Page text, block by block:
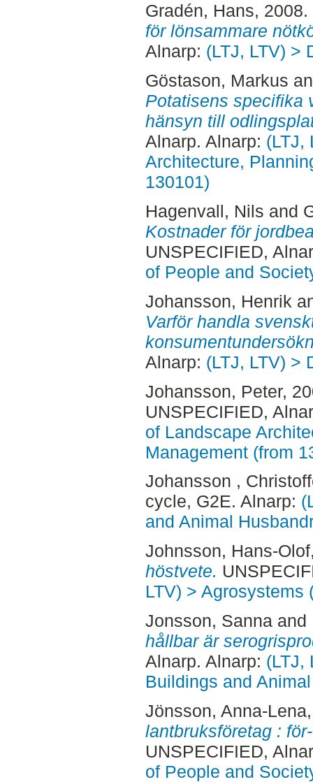
Gradén, Hans, 2008.
för lönsammare
Alnarp: (LTJ, LTV) >
Göstason, Markus
Potatisens specifika
hänsyn till
Alnarp. Alnarp: (LTJ,
Architecture,
130101)
Hagenvall, Nils and
Kostnader för
UNSPECIFIED,
of People and
Johansson, Henrik
Varför handla
Alnarp: (LTJ, LTV) >
Johansson, Peter,
UNSPECIFIED,
of Landscape
Management (from
Johansson ,
cycle, G2E. Alnarp:
and Animal
Johnsson, Hans-Olof
höstvete.
LTV) > Agrosystems
Jonsson, Sannaand
hållbar är
Alnarp. Alnarp: (LTJ,
Buildings and
Jönsson, Anna-Lena
lantbruksföretag :
UNSPECIFIED,
of People and